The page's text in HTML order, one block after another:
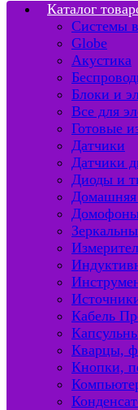
Каталог
Системы
Globe
Акустика
Блоки и
Все для
Готовые
Датчики
Датчики
Диоды и
Домашняя
Кабель
Кварцы,
Кнопки,